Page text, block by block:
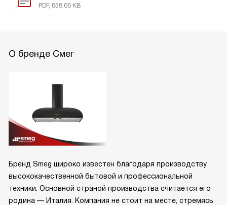
PDF, 858.06 KB
О бренде Смег
Бренд Smeg широко известен благодаря производству
высококачественной бытовой и профессиональной
техники. Основной страной производства считается его
родина — Италия. Компания не стоит на месте, стремясь